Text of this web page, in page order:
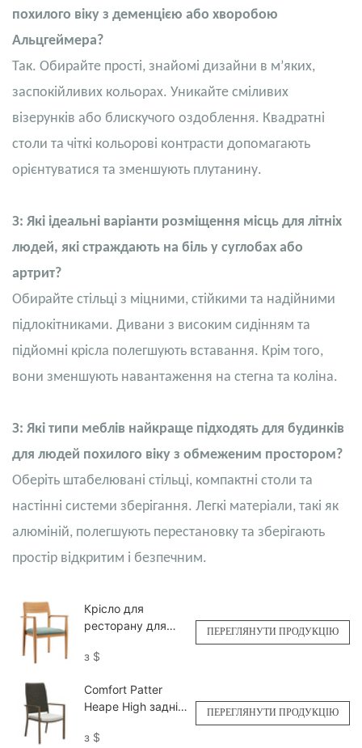
похилого віку з деменцією або хворобою
Альцгеймера?
Так. Обирайте прості, знайомі дизайни в м’яких,
заспокійливих кольорах. Уникайте сміливих
візерунків або блискучого оздоблення. Квадратні
столи та чіткі кольорові контрасти допомагають
орієнтуватися та зменшують плутанину.
З: Які ідеальні варіанти розміщення місць для літніх
людей, які страждають на біль у суглобах або
артрит?
Обирайте стільці з міцними, стійкими та надійними
підлокітниками. Дивани з високим сидінням та
підйомні крісла полегшують вставання. Крім того,
вони зменшують навантаження на стегна та коліна.
З: Які типи меблів найкраще підходять для будинків
для людей похилого віку з обмеженим простором?
Оберіть штабелювані стільці, компактні столи та
настінні системи зберігання. Легкі матеріали, такі як
алюміній, полегшують перестановку та зберігають
простір відкритим і безпечним.
Крісло для
ресторану для
використання в
вулиці YW5709H
Yumeya
з $
ПЕРЕГЛЯНУТИ ПРОДУКЦІЮ
Comfort Patter
Heape High задній
людей YW5710-P
з $
ПЕРЕГЛЯНУТИ ПРОДУКЦІЮ